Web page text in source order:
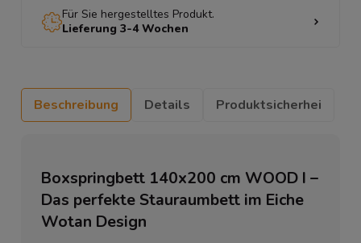
Für Sie hergestelltes Produkt.
Lieferung 3-4 Wochen
Beschreibung Details Produktsicherhei
Boxspringbett 140x200 cm WOOD I –
Das perfekte Stauraumbett im Eiche
Wotan Design